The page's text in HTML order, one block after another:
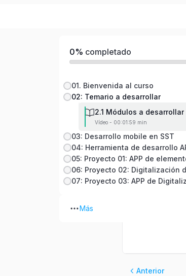
0% completado
01. Bienvenida al curso
02: Temario a desarrollar
2.1 Módulos a desarrollar
Vídeo - 00:01:59 min
03: Desarrollo mobile en SST
Más
Anterior